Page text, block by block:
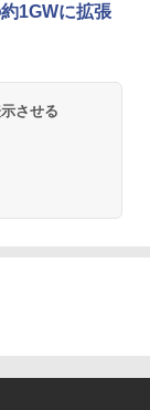
1GWに拡張
させる